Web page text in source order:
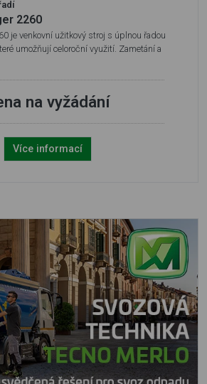
2260
je venkovní užitkový stroj s úplnou řadou
umožňují celoroční využití. Zametání a
na vyžádání
Více informací